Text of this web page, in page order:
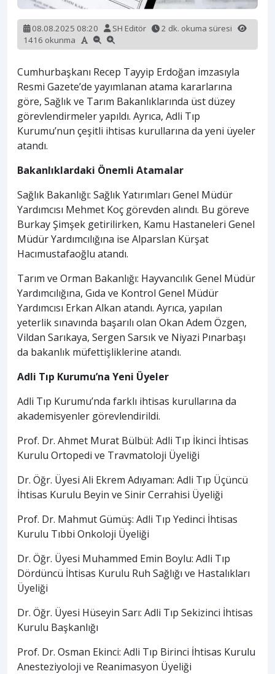
08.08.2025 08:20 SH Editör
2 dk. okuma süresi
1416 okunma
Cumhurbaşkanı Recep Tayyip Erdoğan imzasıyla
Resmi Gazete’de yayımlanan atama kararlarına
göre, Sağlık ve Tarım Bakanlıklarında üst düzey
görevlendirmeler yapıldı. Ayrıca, Adli Tıp
Kurumu’nun çeşitli ihtisas kurullarına da yeni üyeler
atandı.
Bakanlıklardaki Önemli Atamalar
Sağlık Bakanlığı: Sağlık Yatırımları Genel Müdür
Yardımcısı Mehmet Koç görevden alındı. Bu göreve
Burkay Şimşek getirilirken, Kamu Hastaneleri Genel
Müdür Yardımcılığına ise Alparslan Kürşat
Hacımustafaoğlu atandı.
Tarım ve Orman Bakanlığı: Hayvancılık Genel Müdür
Yardımcılığına, Gıda ve Kontrol Genel Müdür
Yardımcısı Erkan Alkan atandı. Ayrıca, yapılan
yeterlik sınavında başarılı olan Okan Adem Özgen,
Vildan Sarıkaya, Sergen Sarsık ve Niyazi Pınarbaşı
da bakanlık müfettişliklerine atandı.
Adli Tıp Kurumu’na Yeni Üyeler
Adli Tıp Kurumu’nda farklı ihtisas kurullarına da
akademisyenler görevlendirildi.
Prof. Dr. Ahmet Murat Bülbül: Adli Tıp İkinci İhtisas
Kurulu Ortopedi ve Travmatoloji Üyeliği
Dr. Öğr. Üyesi Ali Ekrem Adıyaman: Adli Tıp Üçüncü
İhtisas Kurulu Beyin ve Sinir Cerrahisi Üyeliği
Prof. Dr. Mahmut Gümüş: Adli Tıp Yedinci İhtisas
Kurulu Tıbbi Onkoloji Üyeliği
Dr. Öğr. Üyesi Muhammed Emin Boylu: Adli Tıp
Dördüncü İhtisas Kurulu Ruh Sağlığı ve Hastalıkları
Üyeliği
Dr. Öğr. Üyesi Hüseyin Sarı: Adli Tıp Sekizinci İhtisas
Kurulu Başkanlığı
Prof. Dr. Osman Ekinci: Adli Tıp Birinci İhtisas Kurulu
Anesteziyoloji ve Reanimasyon Üyeliği